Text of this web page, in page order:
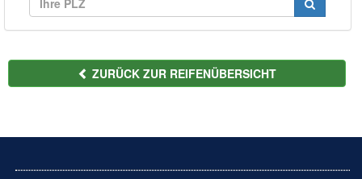
ZURÜCK ZUR REIFENÜBERSICHT